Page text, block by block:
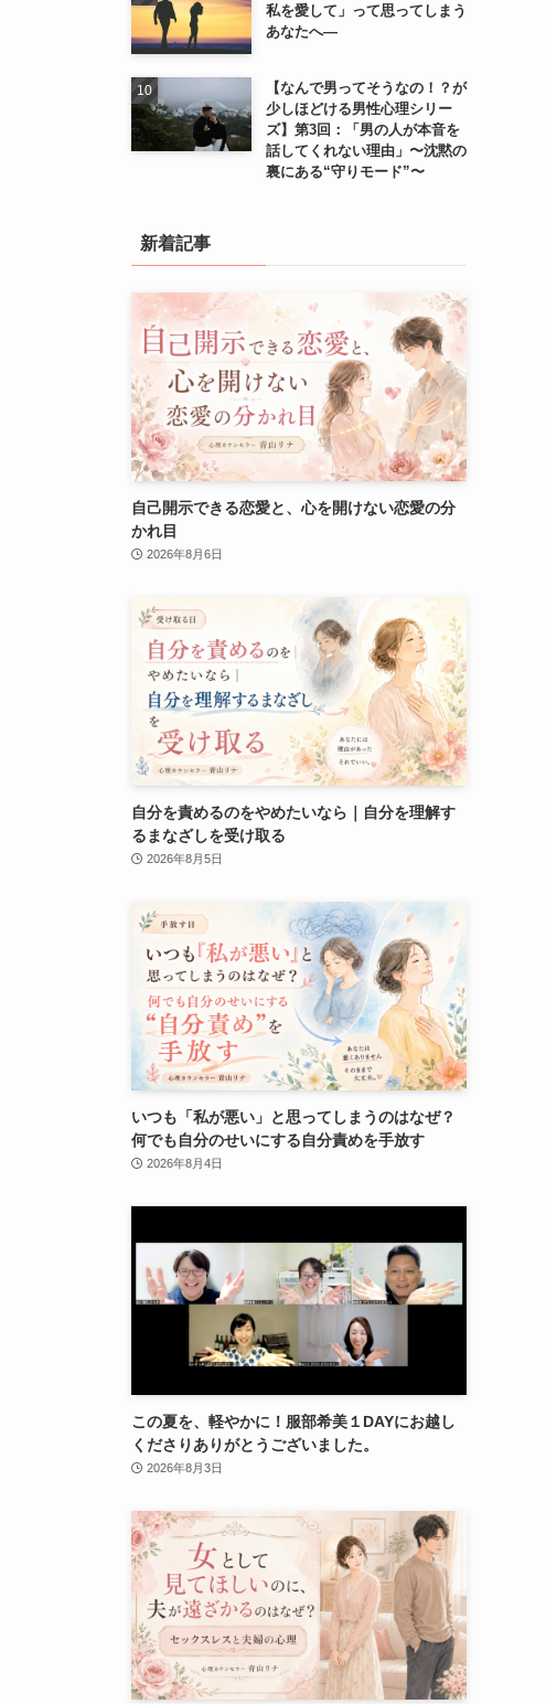
私を愛して」って思ってしまう
あなたへ―
【なんで男ってそうなの！？が
少しほどける男性心理シリー
ズ】第3回：「男の人が本音を
話してくれない理由」〜沈黙の
裏にある“守りモード”〜
新着記事
自己開示できる恋愛と、心を開けない恋愛の分
かれ目
2026年8月6日
自分を責めるのをやめたいなら｜自分を理解す
るまなざしを受け取る
2026年8月5日
いつも「私が悪い」と思ってしまうのはなぜ？
何でも自分のせいにする自分責めを手放す
2026年8月4日
この夏を、軽やかに！服部希美１DAYにお越し
くださりありがとうございました。
2026年8月3日